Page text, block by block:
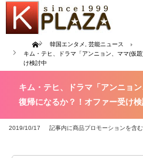
Home 韓国エンタメ
芸能ニュース
キム・テヒ、ドラマ「アンニョン、ママ(仮
け検討中
キム・テヒ、ドラマ「アンニョ
復帰になるか？！オファー受け
2019/10/17 記事内に商品プロモーションを含